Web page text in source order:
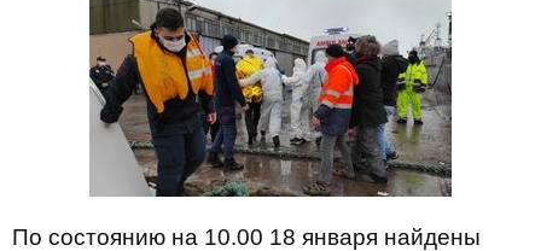
По состоянию на 10.00 18 января найдены